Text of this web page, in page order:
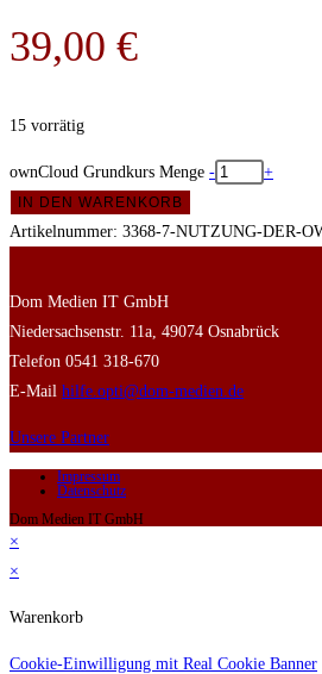
39,00 €
15 vorrätig
ownCloud Grundkurs Menge - +
IN DEN WARENKORB
Artikelnummer: 3368-7-NUTZUNG-DER-
Dom Medien IT GmbH
Niedersachsenstr. 11a, 49074 Osnabrück
Telefon 0541 318-670
E-Mail hilfe.opti@dom-medien.de
Unsere Partner
Impressum
Datenschutz
Dom Medien IT GmbH
×
×
Warenkorb
Cookie-Einwilligung mit Real Cookie Banner